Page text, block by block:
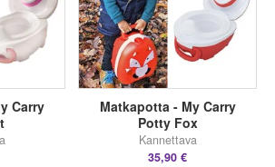
Carry
Matkapotta - My Carry
Potty Fox
Kannettava
35,90 €